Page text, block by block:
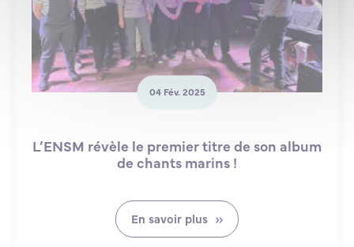
04 Fév. 2025
L’ENSM révèle le premier titre de son album
de chants marins !
En savoir plus